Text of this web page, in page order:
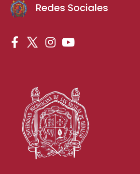
Redes Sociales